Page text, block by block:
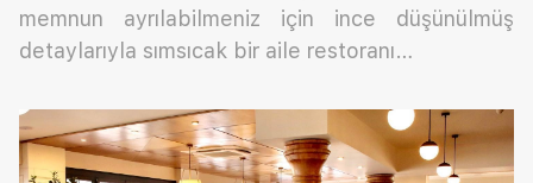
memnun ayrılabilmeniz için ince düşünülmüş
detaylarıyla sımsıcak bir aile restoranı…